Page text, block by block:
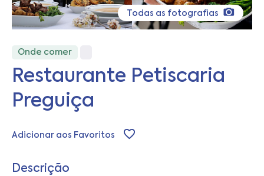
Todas as fotografias
Onde comer
Restaurante Petiscaria
Preguiça
Adicionar aos Favoritos
Descrição